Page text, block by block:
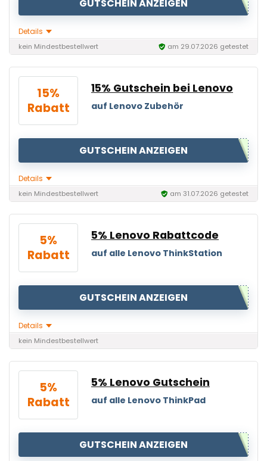
GUTSCHEIN ANZEIGEN
Details
kein Mindestbestellwert am 29.07.2026 getestet
15%
Rabatt
15% Gutschein bei Lenovo
auf Lenovo Zubehör
GUTSCHEIN ANZEIGEN
Details
kein Mindestbestellwert am 31.07.2026 getestet
5%
Rabatt
5% Lenovo Rabattcode
auf alle Lenovo ThinkStation
GUTSCHEIN ANZEIGEN
Details
kein Mindestbestellwert
5%
Rabatt
5% Lenovo Gutschein
auf alle Lenovo ThinkPad
GUTSCHEIN ANZEIGEN